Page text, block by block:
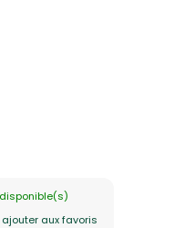
disponible(s)
ajouter aux favoris